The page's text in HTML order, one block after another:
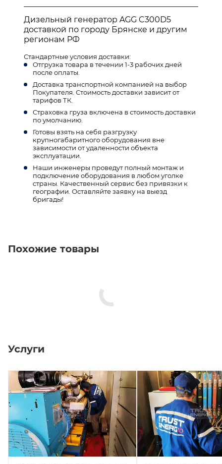
Дизельный генератор AGG C300D5
доставкой по городу Брянске и другим
регионам РФ
Стандартные условия доставки:
Отгрузка товара в течении 1-3 рабочих дней
после оплаты.
Доставка транспортной компанией на выбор
Покупателя. Стоимость доставки зависит от
тарифов ТК.
Страховка груза включена в стоимость доставки
по умолчанию.
Готовы взять на себя разгрузку
крупногабаритного оборудования вне
зависимости от удаленности объекта
эксплуатации.
Наши инженеры проведут полный монтаж и
подключение оборудования в любом уголке
страны. Качественный сервис без привязки к
географии. Оставляйте заявку на выезд
бригады!
Похожие товары
Услуги